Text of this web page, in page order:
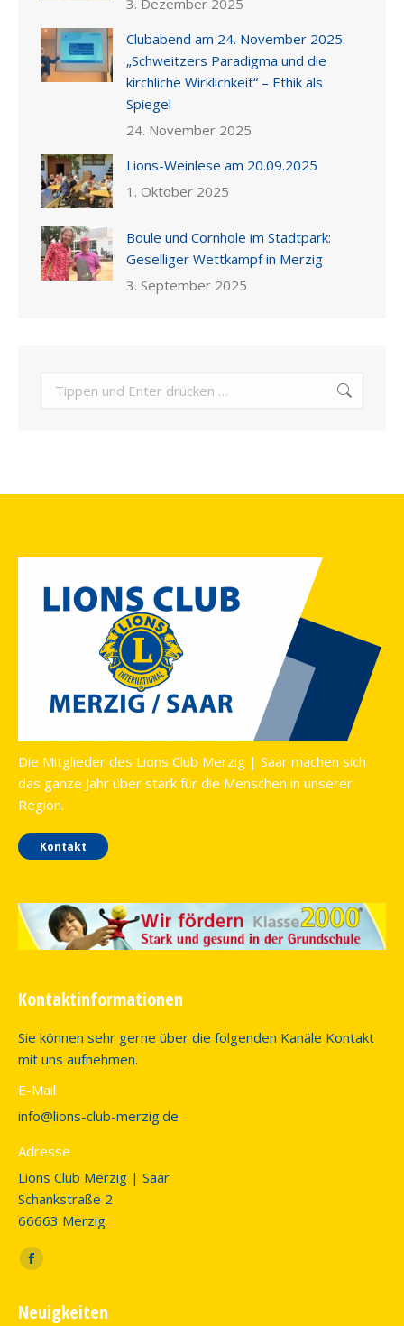
3. Dezember 2025
Clubabend am 24. November 2025:
„Schweitzers Paradigma und die
kirchliche Wirklichkeit“ – Ethik als
Spiegel
24. November 2025
Lions-Weinlese am 20.09.2025
1. Oktober 2025
Boule und Cornhole im Stadtpark:
Geselliger Wettkampf in Merzig
3. September 2025
Search:
Die Mitglieder des Lions Club Merzig | Saar machen sich
das ganze Jahr über stark für die Menschen in unserer
Region.
Kontakt
Kontaktinformationen
Sie können sehr gerne über die folgenden Kanäle Kontakt
mit uns aufnehmen.
E-Mail
info@lions-club-merzig.de
Adresse
Lions Club Merzig | Saar
Schankstraße 2
66663 Merzig
Finden Sie uns auf:
Facebook
opens
Neuigkeiten